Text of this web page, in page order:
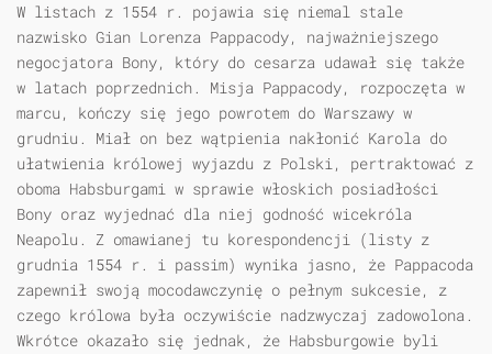
W listach z 1554 r. pojawia się niemal stale
nazwisko Gian Lorenza Pappacody, najważniejszego
negocjatora Bony, który do cesarza udawał się także
w latach poprzednich. Misja Pappacody, rozpoczęta w
marcu, kończy się jego powrotem do Warszawy w
grudniu. Miał on bez wątpienia nakłonić Karola do
ułatwienia królowej wyjazdu z Polski, pertraktować z
oboma Habsburgami w sprawie włoskich posiadłości
Bony oraz wyjednać dla niej godność wicekróla
Neapolu. Z omawianej tu korespondencji (listy z
grudnia 1554 r. i passim) wynika jasno, że Pappacoda
zapewnił swoją mocodawczynię o pełnym sukcesie, z
czego królowa była oczywiście nadzwyczaj zadowolona.
Wkrótce okazało się jednak, że Habsburgowie byli